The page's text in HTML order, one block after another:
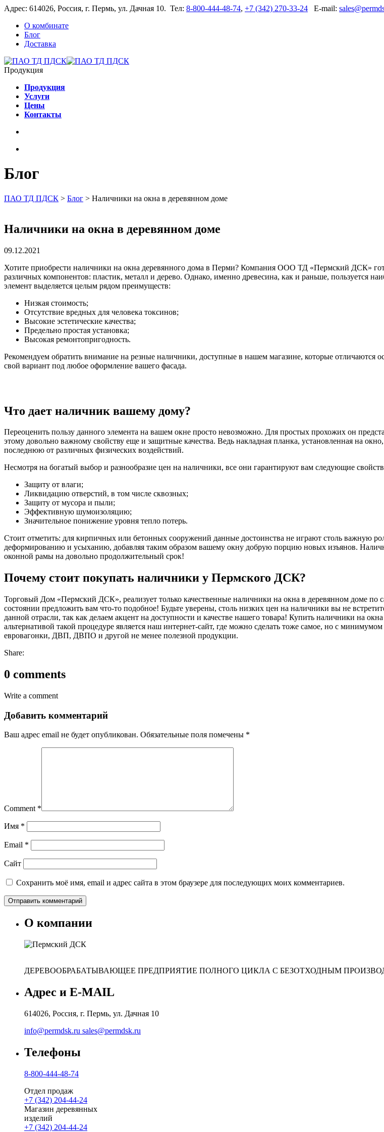
Адрес: 614026, Россия, г. Пермь, ул. Дачная 10. Тел: 8-800-444-48-74, +7 (342) 270-33-24 E-mail:
О комбинате
Блог
Доставка
Продукция
Продукция
Услуги
Цены
Контакты
Блог
ПАО ТД ПДСК > Блог > Наличники на окна в деревянном доме
Наличники на окна в деревянном доме
09.12.2021
Хотите приобрести наличники на окна деревянного дома в Перми? Компания ООО ТД «Пермский ДСК»
различных компонентов: пластик, металл и дерево. Однако, именно древесина, как и раньше, пользуется
элемент выделяется целым рядом преимуществ:
Низкая стоимость;
Отсутствие вредных для человека токсинов;
Высокие эстетические качества;
Предельно простая установка;
Высокая ремонтопригодность.
Рекомендуем обратить внимание на резные наличники, доступные в нашем магазине, которые отличаются
свой вариант под любое оформление вашего фасада.
Что дает наличник вашему дому?
Переоценить пользу данного элемента на вашем окне просто невозможно. Для простых прохожих он
этому довольно важному свойству еще и защитные качества. Ведь накладная планка, установленная на
последнюю от различных физических воздействий.
Несмотря на богатый выбор и разнообразие цен на наличники, все они гарантируют вам следующие
Защиту от влаги;
Ликвидацию отверстий, в том числе сквозных;
Защиту от мусора и пыли;
Эффективную шумоизоляцию;
Значительное понижение уровня тепло потерь.
Стоит отметить: для кирпичных или бетонных сооружений данные достоинства не играют столь важную
деформированию и усыханию, добавляя таким образом вашему окну добрую порцию новых изъянов.
оконной рамы на довольно продолжительный срок!
Почему стоит покупать наличники у Пермского ДСК?
Торговый Дом «Пермский ДСК», реализует только качественные наличники на окна в деревянном доме
состоянии предложить вам что-то подобное! Будьте уверены, столь низких цен на наличники вы не
данной отрасли, так как делаем акцент на доступности и качестве нашего товара! Купить наличники на
альтернативой такой процедуре является наш интернет-сайт, где можно сделать тоже самое, но с
евровагонки, ДВП, ДВПО и другой не менее полезной продукции.
Share:
0 comments
Write a comment
Добавить комментарий
Ваш адрес email не будет опубликован. Обязательные поля помечены *
Comment *
Имя *
Email *
Сайт
Сохранить моё имя, email и адрес сайта в этом браузере для последующих моих комментариев.
О компании
ДЕРЕВООБРАБАТЫВАЮЩЕЕ ПРЕДПРИЯТИЕ ПОЛНОГО ЦИКЛА С БЕЗОТХОДНЫМ
Адрес и E-MAIL
614026, Россия, г. Пермь, ул. Дачная 10
info@permdsk.ru sales@permdsk.ru
Телефоны
8-800-444-48-74
Отдел продаж
+7 (342) 204-44-24
Магазин деревянных
изделий
+7 (342) 204-44-24